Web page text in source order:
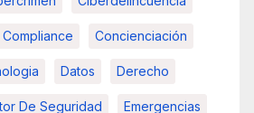
Compliance Concienciación
Datos Derecho
De Seguridad Emergencias